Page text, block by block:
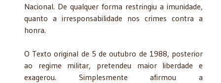
Nacional. De qualquer forma restringiu a imunidade,
quanto a irresponsabilidade nos crimes contra a
honra.
O Texto original de 5 de outubro de 1988, posterior
ao regime militar, pretendeu maior liberdade e
exagerou. Simplesmente afirmou a